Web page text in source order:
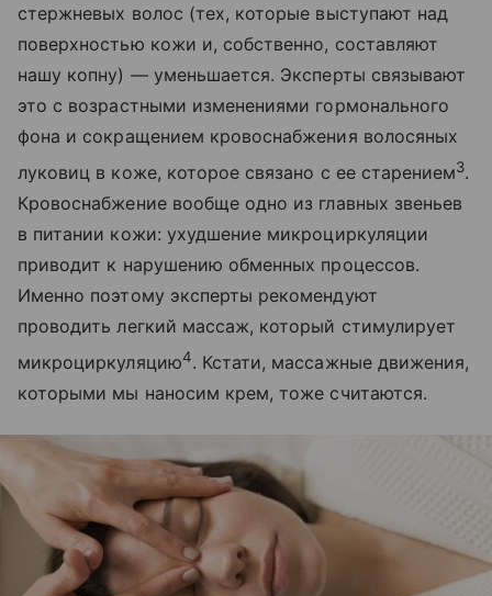
стержневых волос (тех, которые выступают над
поверхностью кожи и, собственно, составляют
нашу копну) — уменьшается. Эксперты связывают
это с возрастными изменениями гормонального
фона и сокращением кровоснабжения волосяных
луковиц в коже, которое связано с ее старением3.
Кровоснабжение вообще одно из главных звеньев
в питании кожи: ухудшение микроциркуляции
приводит к нарушению обменных процессов.
Именно поэтому эксперты рекомендуют
проводить легкий массаж, который стимулирует
микроциркуляцию4. Кстати, массажные движения,
которыми мы наносим крем, тоже считаются.